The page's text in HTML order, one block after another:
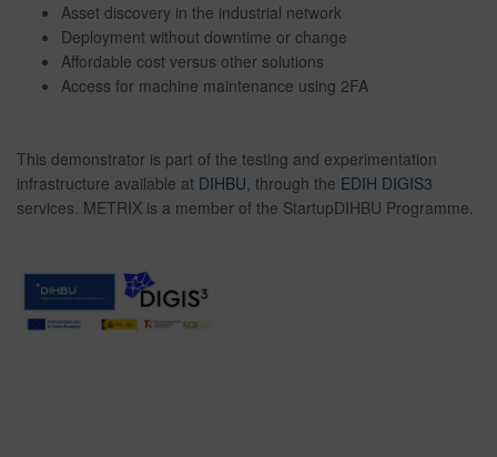
Asset discovery in the industrial network
Deployment without downtime or change
Affordable cost versus other solutions
Access for machine maintenance using 2FA
This demonstrator is part of the testing and experimentation
infrastructure available at DIHBU, through the EDIH DIGIS3
services. METRIX is a member of the StartupDIHBU Programme.